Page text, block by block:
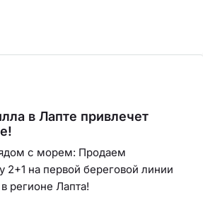
в Лапте привлечет
с морем: Продаем
2+1 на первой береговой линии
регионе Лапта!